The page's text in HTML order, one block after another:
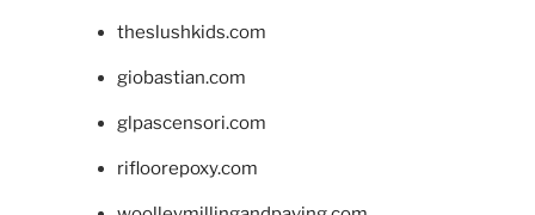
theslushkids.com
giobastian.com
glpascensori.com
rifloorepoxy.com